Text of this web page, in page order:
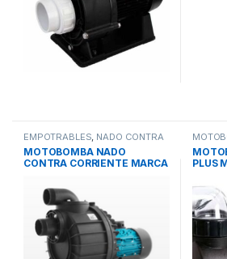
RECUBRIMIENTOS
SIN CATEGORIA
TINACOS (0)
TOLVAS
EMPOTRABLES NADO CONTRA
PISCINAS
MOTOBOMBA NADO
CONTRA CORRIENTE MARCA
PLUS